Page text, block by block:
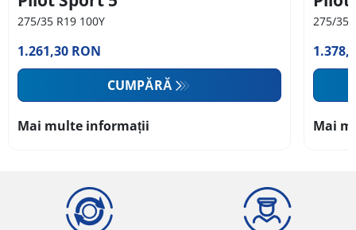
275/35 R19 100Y
1.261,30 RON
CUMPĂRĂ
Mai multe informații
275/35
Mai